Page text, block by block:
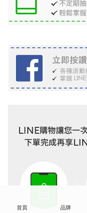
首頁 品牌